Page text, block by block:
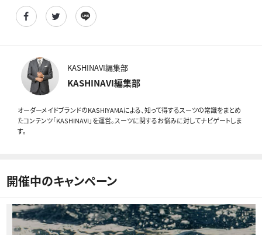
FacebookTwitter
KASHINAVI編集部
KASHINAVI編集部
オーダーメイドブランドのKASHIYAMAによる、知って得するスーツの常識をまとめ
たコンテンツ「KASHINAVI」を運営。スーツに関するお悩みに対してナビゲートしま
す。
開催中のキャンペーン